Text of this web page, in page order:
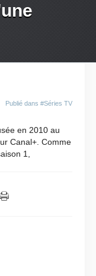
Publié dans #Séries TV
en 2010 au
Canal+. Comme
1,